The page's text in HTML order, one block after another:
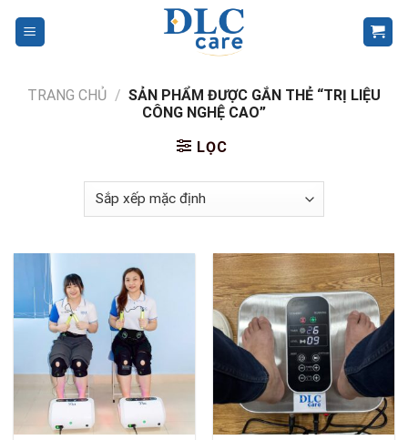
TRANG CHỦ / SẢN PHẨM ĐƯỢC GẮN THẺ “TRỊ LIỆU
CÔNG NGHỆ CAO”
LỌC